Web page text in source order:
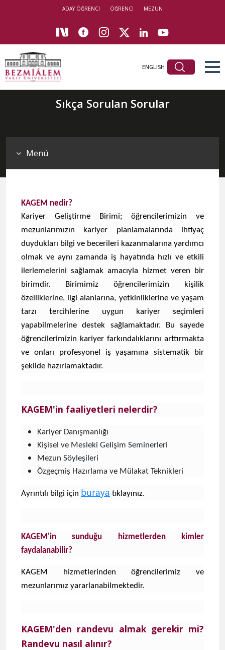
ADAY ÖĞRENCİ ÖĞRENCİ MEZUN
ENGLISH
Sıkça Sorulan Sorular
Menü
KAGEM nedir?
Kariyer Geliştirme Birimi; öğrencilerimizin ve
mezunlarımızın kariyer planlamalarında ihtiyaç
duydukları bilgi ve becerileri kazanmalarına yardımcı
olmak ve aynı zamanda iş hayatında hızlı ve etkili
ilerlemelerini sağlamak amacıyla hizmet veren bir
birimdir. Birimimiz öğrencilerimizin kişilik
özelliklerine, ilgi alanlarına, yetkinliklerine ve yaşam
tarzı tercihlerine uygun kariyer seçimleri
yapabilmelerine destek sağlamaktadır. Bu sayede
öğrencilerimizin kariyer farkındalıklarını arttırmakta
ve onları profesyonel iş yaşamına sistematik bir
şekilde hazırlamaktadır.
KAGEM'in faaliyetleri nelerdir?
Kariyer Danışmanlığı
Kişisel ve Mesleki Gelişim Seminerleri
Mezun Söyleşileri
Özgeçmiş Hazırlama ve Mülakat Teknikleri
Ayrıntılı bilgi için buraya tıklayınız.
KAGEM'in sunduğu hizmetlerden kimler
faydalanabilir?
KAGEM hizmetlerinden öğrencilerimiz ve
mezunlarımız yararlanabilmektedir.
KAGEM'den randevu almak gerekir mi?
Randevu nasıl alınır?